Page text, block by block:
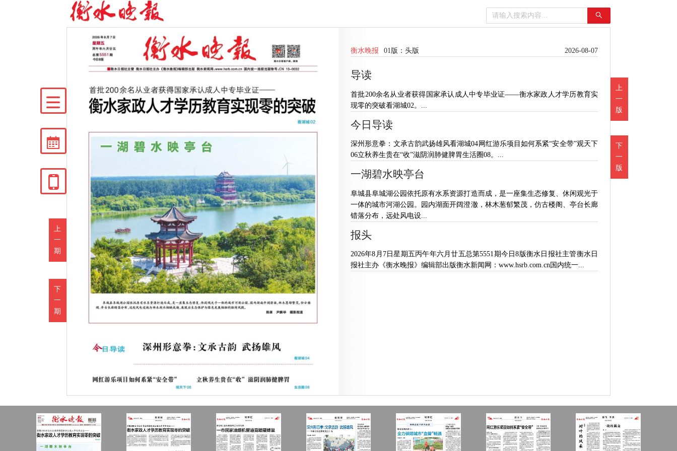
上
一
版
下
一
版
上
一
期
下
一
期
衡水晚报 01版： 头版 2026-08-07
导读
首批200余名从业者获得国家承认成人中专毕业证——衡水家政人才学历教育实
现零的突破看湖城02。...
今日导读
深州形意拳：文承古韵武扬雄风看湖城04网红游乐项目如何系紧“安全带”观天下
06立秋养生贵在“收”滋阴润肺健脾胃生活圈08。...
一湖碧水映亭台
阜城县阜城湖公园依托原有水系资源打造而成，是一座集生态修复、休闲观光于
一体的城市河湖公园。园内湖面开阔澄澈，林木葱郁繁茂，仿古楼阁、亭台长廊
错落分布，远处风电设...
报头
2026年8月7日星期五丙午年六月廿五总第5551期今日8版衡水日报社主管衡水日
报社主办《衡水晚报》编辑部出版衡水新闻网：www.hsrb.com.cn国内统一...


